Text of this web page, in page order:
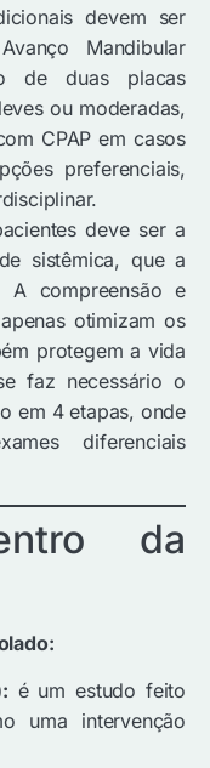
devem ser
Mandibular
de duas placas
ou moderadas,
CPAP em casos
preferenciais,
deve ser a
sistêmica, que a
A compreensão e
otimizam os
protegem a vida
faz necessário o
em 4 etapas, onde
diferenciais
da
é um estudo feito
uma intervenção